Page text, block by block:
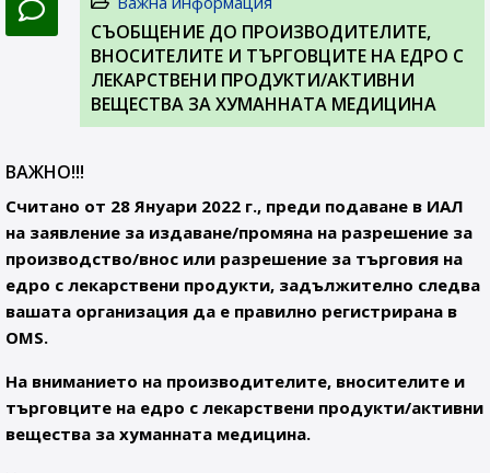
СЪОБЩЕНИЕ ДО ПРОИЗВОДИТЕЛИТЕ,
ВНОСИТЕЛИТЕ И ТЪРГОВЦИТЕ НА ЕДРО С
ЛЕКАРСТВЕНИ ПРОДУКТИ/АКТИВНИ
ВЕЩЕСТВА ЗА ХУМАННАТА МЕДИЦИНА
ВАЖНО!!!
Считано от 28 Януари 2022 г., преди подаване в ИАЛ
на заявление за издаване/промяна на разрешение за
производство/внос или разрешение за търговия на
едро с лекарствени продукти, задължително следва
вашата организация да е правилно регистрирана в
OMS.
На вниманието на производителите, вносителите и
търговците на едро с лекарствени продукти/активни
вещества за хуманната медицина.